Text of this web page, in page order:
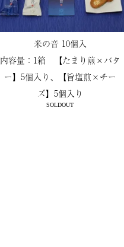
米の音 10個入
内容量：1箱 【たまり煎×バタ
ー】5個入り、【旨塩煎×チー
ズ】5個入り
SOLDOUT